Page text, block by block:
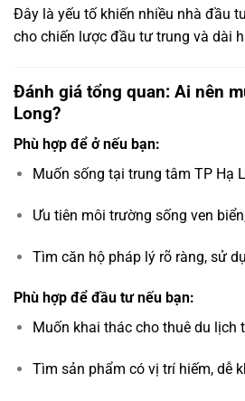
Đây là yếu tố khiến nhiều nhà đầu
cho chiến lược đầu tư trung và dài
Đánh giá tổng quan: Ai nên
Long?
Phù hợp để ở nếu bạn:
Muốn sống tại trung tâm TP Hạ
Ưu tiên môi trường sống ven
Tìm căn hộ pháp lý rõ ràng, sử
Phù hợp để đầu tư nếu bạn:
Muốn khai thác cho thuê du lịch
Tìm sản phẩm có vị trí hiếm, dễ